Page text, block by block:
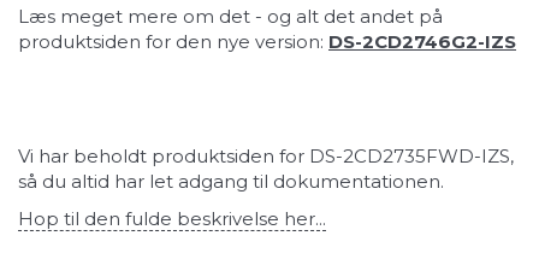
Læs meget mere om det - og alt det andet på
produktsiden for den nye version: DS-2CD2746G2-IZS
Vi har beholdt produktsiden for DS-2CD2735FWD-IZS,
så du altid har let adgang til dokumentationen.
Hop til den fulde beskrivelse her...